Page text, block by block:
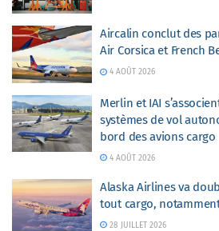
Aircalin conclut des
Air Corsica et French
4 AOÛT 2026
Merlin et IAI
systèmes de vol
bord des avions cargo
4 AOÛT 2026
Alaska Airlines va
tout cargo,
28 JUILLET 2026